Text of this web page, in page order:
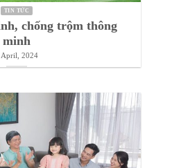
TIN TỨC
chống trộm thông
minh
April, 2024